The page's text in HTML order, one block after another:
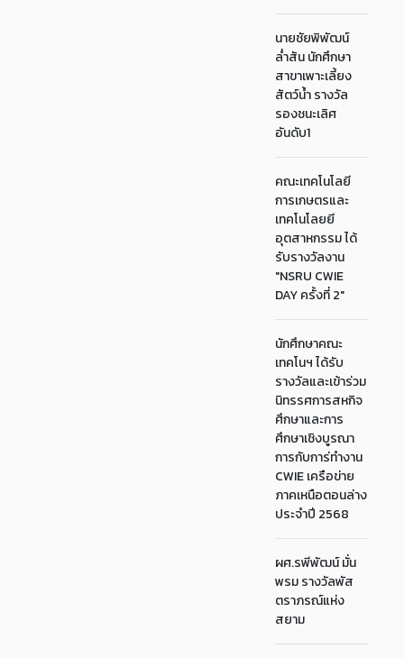
นายชัยพิพัฒน์
ล่ำสัน นักศึกษา
สาขาเพาะเลี้ยง
สัตว์น้ำ รางวัล
รองชนะเลิศ
อันดับ1
คณะเทคโนโลยี
การเกษตรและ
เทคโนโลยยี
อุตสาหกรรม ได้
รับรางวัลงาน
"NSRU CWIE
DAY ครั้งที่ 2"
นักศึกษาคณะ
เทคโนฯ ได้รับ
รางวัลและเข้าร่วม
นิทรรศการสหกิจ
ศึกษาและการ
ศึกษาเชิงบูรณา
การกับการ่ทำงาน
CWIE เครือข่าย
ภาคเหนือตอนล่าง
ประจำปี 2568
ผศ.รพีพัฒน์ มั่น
พรม รางวัลพัส
ตราภรณ์แห่ง
สยาม